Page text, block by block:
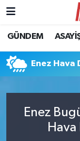
GÜNDEM
Enez Hava
Enez
Tire Nöbetçi
Tire Hava
Süper Lig